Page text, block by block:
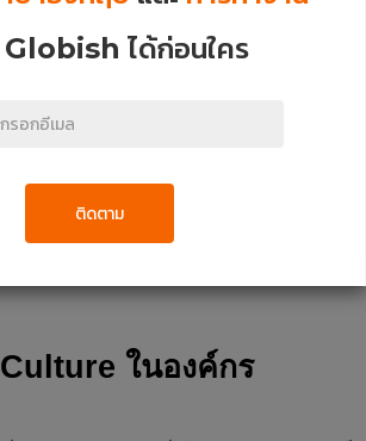
ในองค์กร
Globish ได้ก่อนใคร
ติดตาม